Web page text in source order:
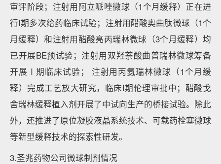
审评阶段；注射用阿立哌唑微球（1个月缓释）正在进
行I期多次给药临床试验；注射用醋酸奥曲肽微球（1个
月缓释）和注射用醋酸亮丙瑞林微球（3个月缓释）均
已开展BE预试验；注射用双羟萘酸曲普瑞林微球筹备
开展 I 期临床试验； 注射用丙氨瑞林微球（1个月缓
释）完成工艺放大研究，临床I期伦理审批中；醋酸戈
舍瑞林缓释植入剂开展了中试向生产的桥接试验。除此
外，还推进了原位凝胶液晶系统技术、可载药栓塞微球
等新型缓释技术的探索性研发。
3.圣兆药物公司微球制剂情况